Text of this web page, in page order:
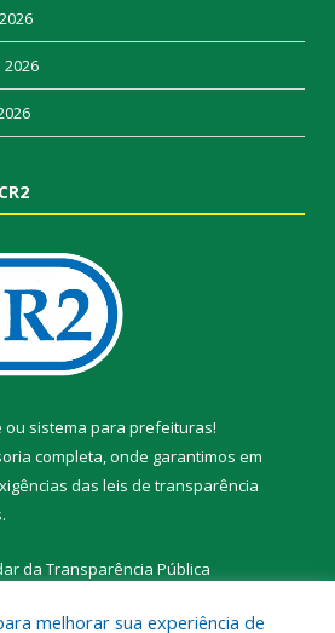
ou sistema para prefeituras!
completa, onde garantimos em
das leis de transparência
da Transparência Pública
melhorar sua experiência de